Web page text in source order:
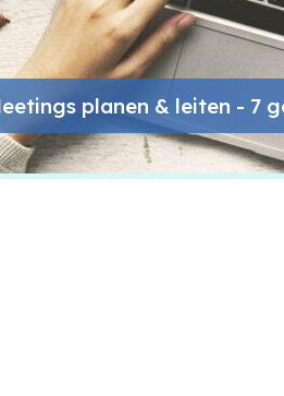
planen & leiten - 7